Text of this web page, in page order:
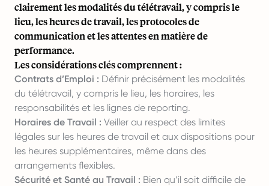
clairement les modalités du télétravail, y compris le
lieu, les heures de travail, les protocoles de
communication et les attentes en matière de
performance.
Les considérations clés comprennent :
Contrats d’Emploi : Définir précisément les modalités
du télétravail, y compris le lieu, les horaires, les
responsabilités et les lignes de reporting.
Horaires de Travail : Veiller au respect des limites
légales sur les heures de travail et aux dispositions pour
les heures supplémentaires, même dans des
arrangements flexibles.
Sécurité et Santé au Travail : Bien qu’il soit difficile de